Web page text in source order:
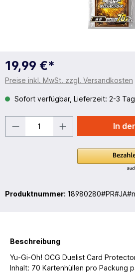
19,99 €*
Preise inkl. MwSt. zzgl. Versandkosten
Sofort verfügbar, Lieferzeit: 2-3
In
Produktnummer:
Beschreibung
Yu-Gi-Oh! OCG Duelist Card
Inhalt: 70 Kartenhüllen pro Packung